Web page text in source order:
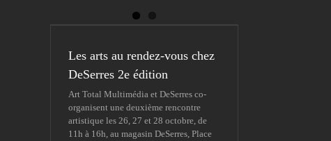
Les arts au rendez-vous chez
DeSerres 2e édition
Art Total Multimédia et DeSerres co-
organisent une deuxième rencontre
artistique les 26, 27 et 28 octobre, de
11h à 16h, au magasin DeSerres, Place